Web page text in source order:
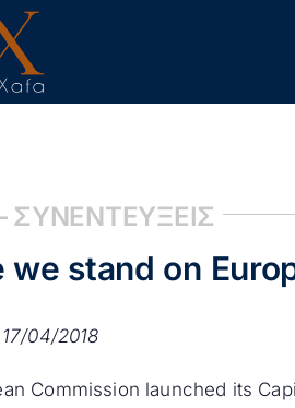
ΣΥΝΕΝΤΕΥΞΕΙΣ
we stand on
04/2018
Commission launched its